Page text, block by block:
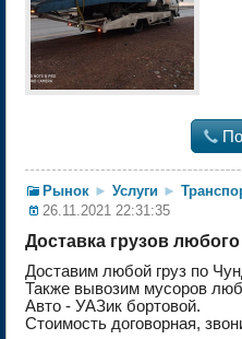

Рынок ► Услуги ►
26.11.2021 22:31:35
Доставка грузов
Доставим любой груз по
Также вывозим мусоров
Авто - УАЗик бортовой.
Стоимость договорная,